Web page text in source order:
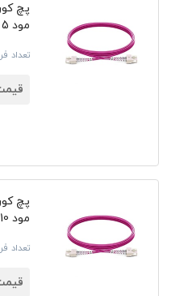
مود 5 متری OM4
تعداد
مود 10 متری OM4
تعداد